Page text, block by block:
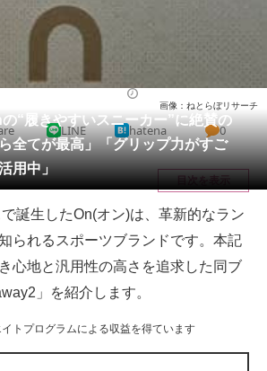
地域
リサーチ
合ページ
トレンド
“履きやすいスニーカー”に絶賛の
全てが最高」「グリップ力がすご
用中」
画像：ねとらぼリサーチ
LINE hatena 0
目次を表示
誕生したOn(オン)は、革新的なラン
られるスポーツブランドです。本記
心地と汎用性の高さを追求した同ブ
」を紹介します。
トプログラムによる収益を得ています